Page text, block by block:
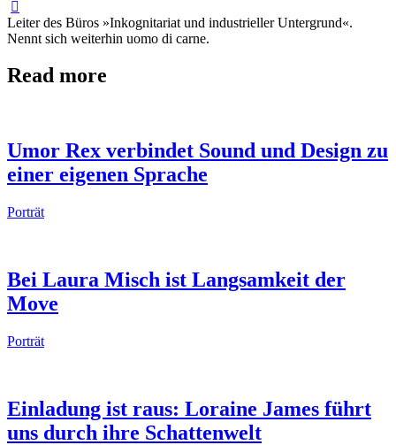
Leiter des Büros »Inkognitariat und industrieller Untergrund«.
Nennt sich weiterhin uomo di carne.
Read more
Umor Rex verbindet Sound und Design zu
einer eigenen Sprache
Porträt
Bei Laura Misch ist Langsamkeit der
Move
Porträt
Einladung ist raus: Loraine James führt
uns durch ihre Schattenwelt